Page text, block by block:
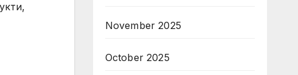
November 2025
October 2025